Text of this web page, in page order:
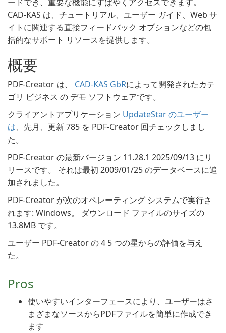
CAD-KAS は、チュートリアル、ユーザー ガイド、Web サ
イトに関連する直接フィードバック オプションなどの包
括的なサポート リソースを提供します。
概要
PDF-Creator は、 CAD-KAS GbRによって開発されたカテ
ゴリ ビジネス の デモ ソフトウェアです。
クライアントアプリケーション UpdateStar のユーザー
は、先月、更新 785 を PDF-Creator 回チェックしまし
た。
PDF-Creator の最新バージョン 11.28.1 2025/09/13 にリ
リースです。 それは最初 2009/01/25 のデータベースに追
加されました。
PDF-Creator が次のオペレーティング システムで実行さ
れます: Windows。 ダウンロード ファイルのサイズの
13.8MB です。
ユーザー PDF-Creator の 4 5 つの星からの評価を与え
た。
Pros
使いやすいインターフェースにより、ユーザーはさ
まざまなソースからPDFファイルを簡単に作成でき
ます